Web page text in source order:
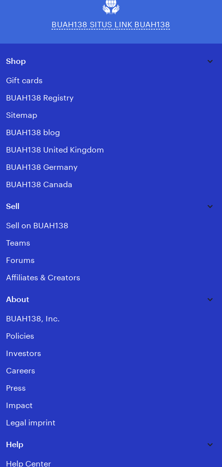
BUAH138 SITUS LINK BUAH138
Shop
Gift cards
BUAH138 Registry
Sitemap
BUAH138 blog
BUAH138 United Kingdom
BUAH138 Germany
BUAH138 Canada
Sell
Sell on BUAH138
Teams
Forums
Affiliates & Creators
About
BUAH138, Inc.
Policies
Investors
Careers
Press
Impact
Legal imprint
Help
Help Center